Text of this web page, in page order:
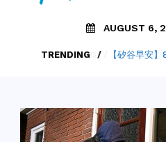
AUGUST 6,
TRENDING / 【矽谷早安